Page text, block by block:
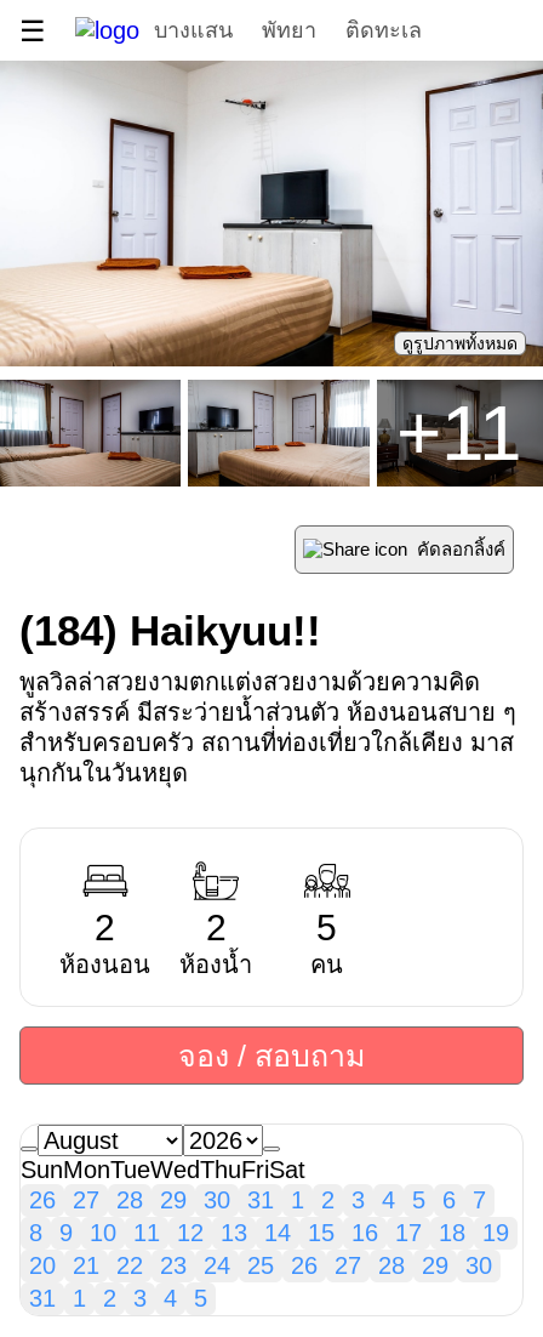
☰ บางแสน พัทยา ติดทะเล
ดูรูปภาพทั้งหมด
+11
(184) Haikyuu!!
คัดลอกลิ้งค์
พูลวิลล่าสวยงามตกแต่งสวยงามด้วยความคิด
สร้างสรรค์ มีสระว่ายน้ำส่วนตัว ห้องนอนสบาย ๆ
สำหรับครอบครัว สถานที่ท่องเที่ยวใกล้เคียง มาส
นุกกันในวันหยุด
2
ห้องนอน
2
ห้องน้ำ
5
คน
จอง / สอบถาม
SunMonTueWedThuFriSat
26
27 28 29 30 31 1 2 3 4 5 6
7
8
9 10 11 12 13 14 15 16 17 18
19
20
21 22 23 24 25 26 27 28 29
30
31
1 2 3 4 5